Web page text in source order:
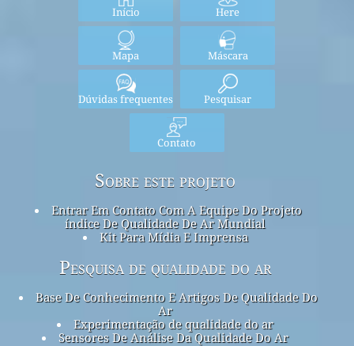
Início Here
Mapa Máscara
Dúvidas frequentes Pesquisar
Contato
Sobre este projeto
Entrar Em Contato Com A Equipe Do Projeto
índice De Qualidade De Ar Mundial
Kit Para Mídia E Imprensa
Pesquisa de qualidade do ar
Base De Conhecimento E Artigos De Qualidade Do
Ar
Experimentação de qualidade do ar
Sensores De Análise Da Qualidade Do Ar